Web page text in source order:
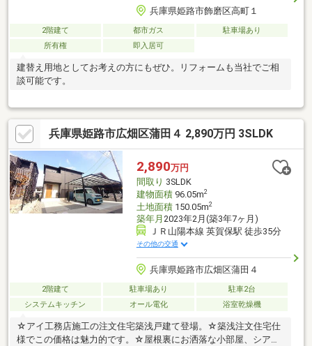
兵庫県姫路市飾磨区高町１
2階建て 都市ガス
駐車場あり
所有権
即入居可
建替え用地としてお考えの方にもぜひ。リフォームも当社でご相
談可能です。
兵庫県姫路市広畑区蒲田４ 2,890万円 3SLDK
2,890万円
間取り 3SLDK
建物面積96.05m2
土地面積150.05m2
築年月 2023年2月(築3年7ヶ月)
ＪＲ山陽本線 英賀保駅 徒歩35分
その他の交通
兵庫県姫路市広畑区蒲田４
2階建て 駐車場あり
駐車2台
システムキッチン
オール電化 浴室乾燥機
☆アイ工務店施工の注文住宅築浅戸建て登場。☆築浅注文住宅仕
様でこの価格は魅力的です。☆屋根裏にお洒落な小部屋、シアタ